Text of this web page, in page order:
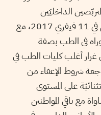
الداخليّين
والمقيمين وفق محضر الاتفاق المُمضى في 11 فيفري 2017، مع
في الطب بصفة
أغلب كليات الطب في
شروط الإعفاء من
على المستوى
مع باقي المواطنين